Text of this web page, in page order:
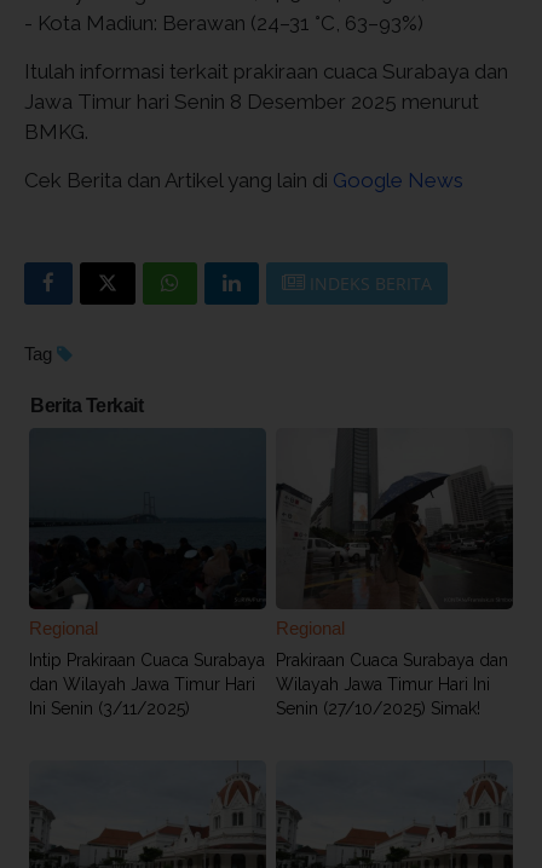
- Kota Madiun: Berawan (24–31 °C, 63–93%)
Itulah informasi terkait prakiraan cuaca Surabaya dan
Jawa Timur hari Senin 8 Desember 2025 menurut
BMKG.
Cek Berita dan Artikel yang lain di Google News
INDEKS BERITA
Tag
Berita Terkait
Regional
Intip Prakiraan Cuaca Surabaya
dan Wilayah Jawa Timur Hari
Ini Senin (3/11/2025)
Regional
Prakiraan Cuaca Surabaya dan
Wilayah Jawa Timur Hari Ini
Senin (27/10/2025) Simak!